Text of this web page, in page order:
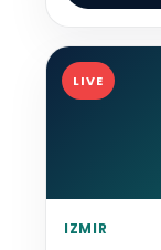
LIVE
IZMIR